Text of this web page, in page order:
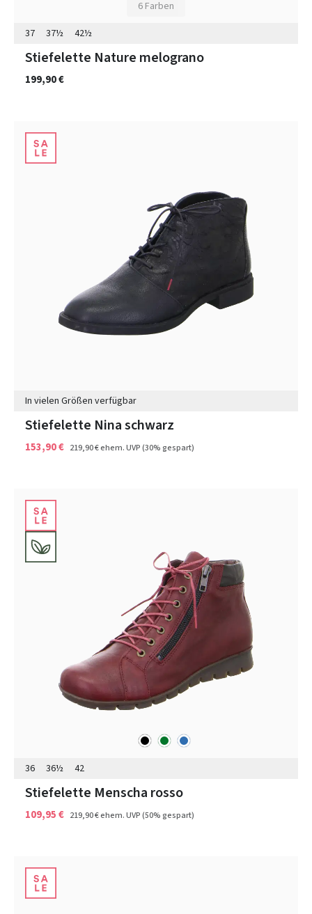
6 Farben
37
37½ 42½
Stiefelette Nature melograno
199,90 €
In vielen Größen verfügbar
Stiefelette Nina schwarz
153,90 € 219,90 €ehem. UVP(30% gespart)
schwarz
grün blau
36 36½ 42
Stiefelette Menscha rosso
109,95 € 219,90 €ehem. UVP(50% gespart)